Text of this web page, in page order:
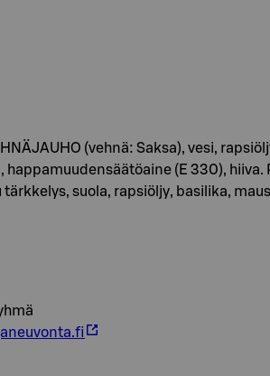
(vehnä: Saksa), vesi,
happamuudensäätöaine (E 330), hiiva.
suola, rapsiöljy, basilika,